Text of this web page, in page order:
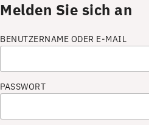
Melden Sie sich an
BENUTZERNAME ODER E-MAIL
PASSWORT